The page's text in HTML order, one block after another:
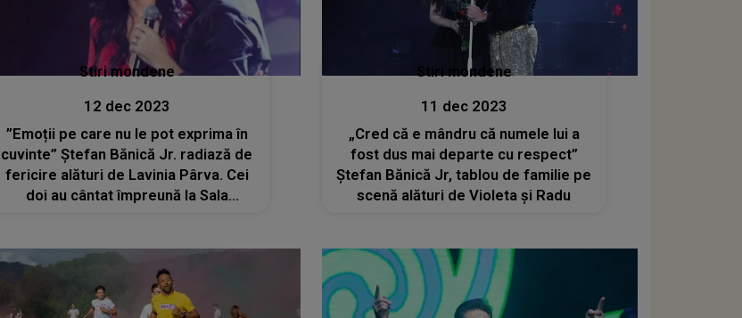
Stiri mondene
12 dec 2023
”Emoții pe care nu le pot exprima în
cuvinte” Ștefan Bănică Jr. radiază de
fericire alături de Lavinia Pârva. Cei
doi au cântat împreună la Sala
Stiri mondene
11 dec 2023
„Cred că e mândru că numele lui a
fost dus mai departe cu respect”
Ştefan Bănică Jr, tablou de familie pe
scenă alături de Violeta şi Radu